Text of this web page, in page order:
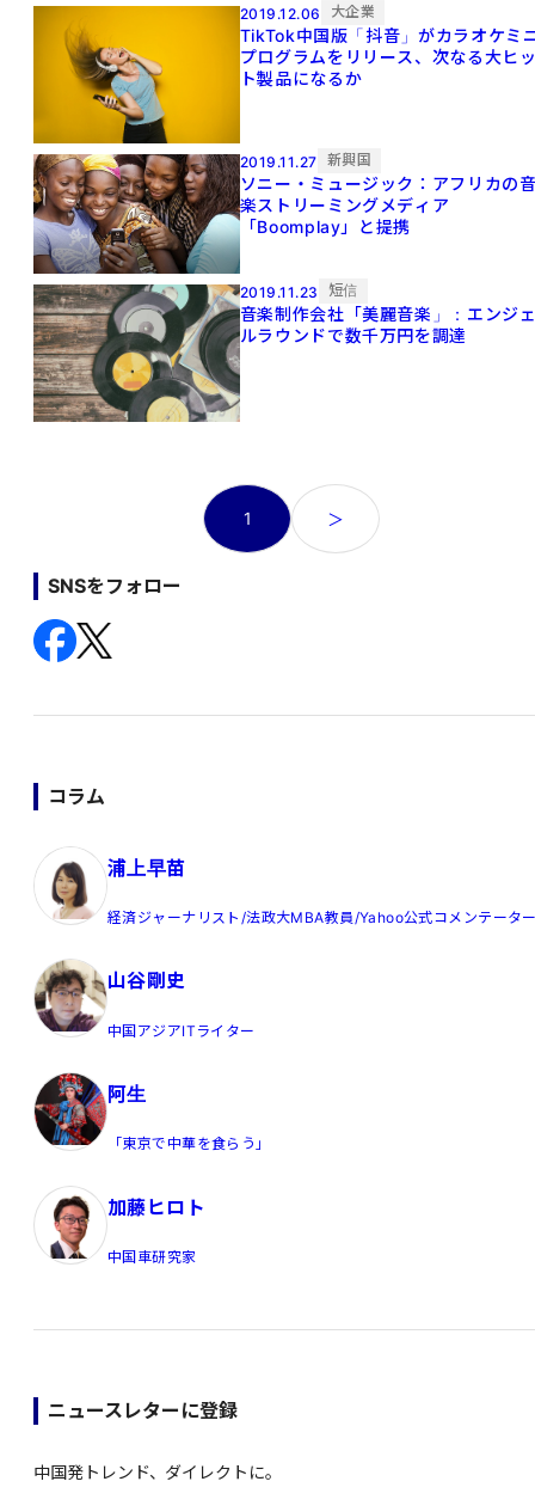
2019.12.06 大企業
TikTok中国版「抖音」がカラオケミ
プログラムをリリース、次なる大ヒ
ト製品になるか
2019.11.27 新興国
ソニー・ミュージック：アフリカの
楽ストリーミングメディア
「Boomplay」と提携
2019.11.23 短信
音楽制作会社「美麗音楽」：エンジ
ルラウンドで数千万円を調達
の
ペ
ー
ジ
り
1 ＞
SNSをフォロー
コラム
浦上早苗
経済ジャーナリスト/法政大MBA教員/Yahoo公式コメンテータ
山谷剛史
中国アジアITライター
阿生
「東京で中華を食らう」
加藤ヒロト
中国車研究家
ニュースレターに登録
中国発トレンド、ダイレクトに。